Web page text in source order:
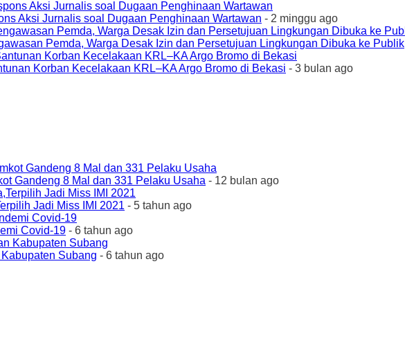
Aksi Jurnalis soal Dugaan Penghinaan Wartawan - 2 minggu ago
Pemda, Warga Desak Izin dan Persetujuan Lingkungan Dibuka ke Publik
Korban Kecelakaan KRL–KA Argo Bromo di Bekasi - 3 bulan ago
Gandeng 8 Mal dan 331 Pelaku Usaha - 12 bulan ago
Jadi Miss IMI 2021 - 5 tahun ago
Covid-19 - 6 tahun ago
Subang - 6 tahun ago